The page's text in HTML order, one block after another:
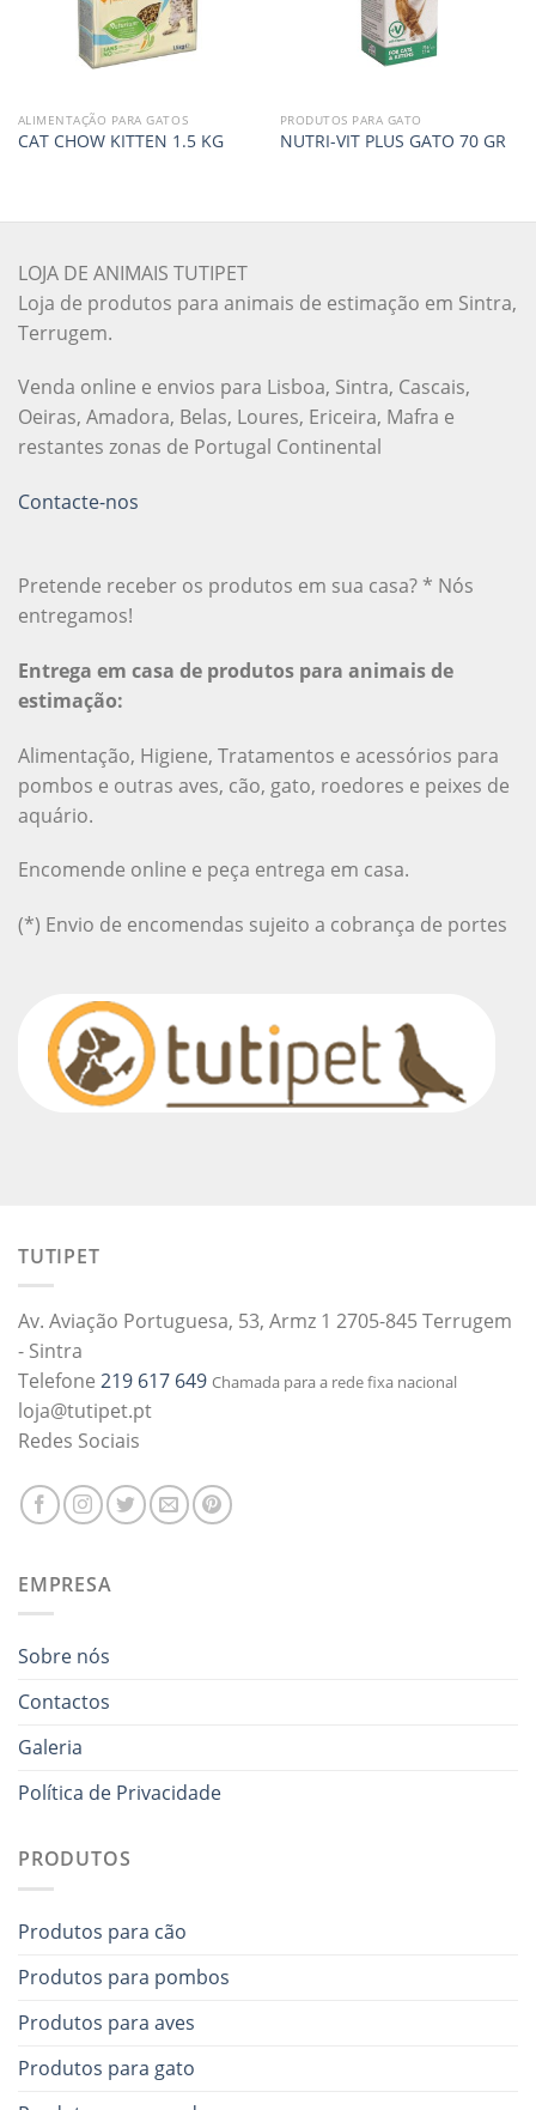
ALIMENTAÇÃO PARA GATOS
CAT CHOW KITTEN 1.5 KG
PRODUTOS PARA GATO
NUTRI-VIT PLUS GATO 70 GR
LOJA DE ANIMAIS TUTIPET
Loja de produtos para animais de estimação em Sintra,
Terrugem.
Venda online e envios para Lisboa, Sintra, Cascais,
Oeiras, Amadora, Belas, Loures, Ericeira, Mafra e
restantes zonas de Portugal Continental
Contacte-nos
Pretende receber os produtos em sua casa? * Nós
entregamos!
Entrega em casa de produtos para animais de
estimação:
Alimentação, Higiene, Tratamentos e acessórios para
pombos e outras aves, cão, gato, roedores e peixes de
aquário.
Encomende online e peça entrega em casa.
(*) Envio de encomendas sujeito a cobrança de portes
TUTIPET
Av. Aviação Portuguesa, 53, Armz 1 2705-845 Terrugem
- Sintra
Telefone 219 617 649 Chamada para a rede fixa nacional
loja@tutipet.pt
Redes Sociais
EMPRESA
Sobre nós
Contactos
Galeria
Política de Privacidade
PRODUTOS
Produtos para cão
Produtos para pombos
Produtos para aves
Produtos para gato